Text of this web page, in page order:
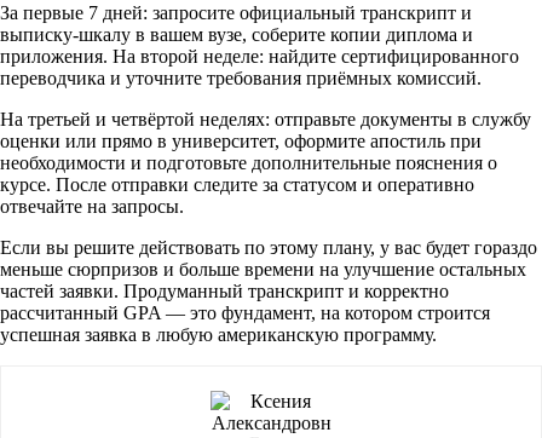
За первые 7 дней: запросите официальный транскрипт и
выписку-шкалу в вашем вузе, соберите копии диплома и
приложения. На второй неделе: найдите сертифицированного
переводчика и уточните требования приёмных комиссий.
На третьей и четвёртой неделях: отправьте документы в службу
оценки или прямо в университет, оформите апостиль при
необходимости и подготовьте дополнительные пояснения о
курсе. После отправки следите за статусом и оперативно
отвечайте на запросы.
Если вы решите действовать по этому плану, у вас будет гораздо
меньше сюрпризов и больше времени на улучшение остальных
частей заявки. Продуманный транскрипт и корректно
рассчитанный GPA — это фундамент, на котором строится
успешная заявка в любую американскую программу.